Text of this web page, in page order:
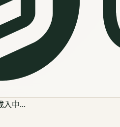
入中...